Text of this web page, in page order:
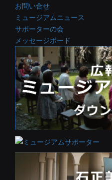
お問い合せ
ミュージアムニュース
サポーターの会
メッセージボード